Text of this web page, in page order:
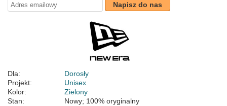
Napisz do nas
Dla:
Dorosły
Projekt:
Unisex
Kolor:
Zielony
Stan:
Nowy; 100% oryginalny